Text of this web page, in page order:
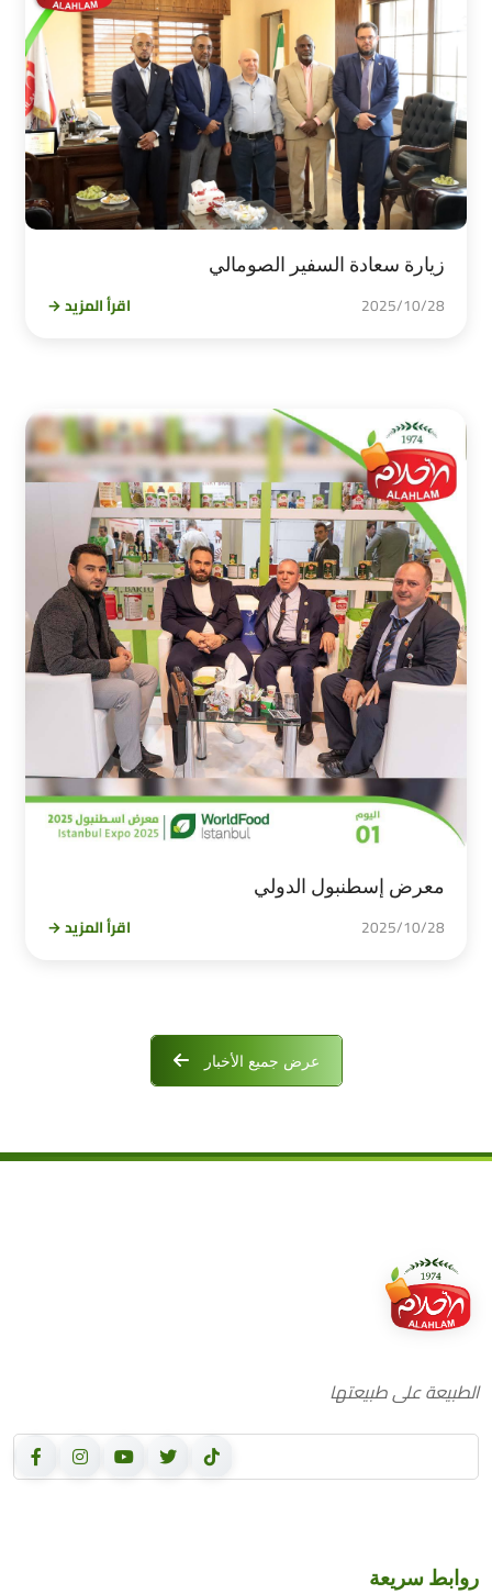
زيارة سعادة السفير الصومالي
2025/10/28 اقرأ المزيد →
معرض إسطنبول الدولي
2025/10/28 اقرأ المزيد →
عرض جميع الأخبار
الطبيعة على طبيعتها
روابط سريعة